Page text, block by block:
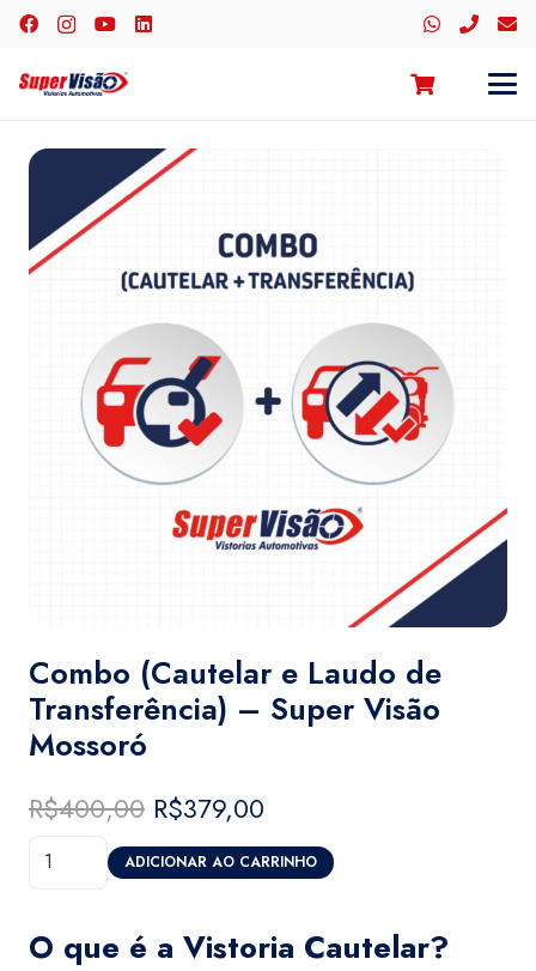
Combo (Cautelar e Laudo de
Transferência) – Super Visão
Mossoró
R$400,00 O
preço
original
R$400,00.
R$379,00
preço
atual
R$379,00.
Combo
Laudo
ADICIONAR AO CARRINHO
O que é a Vistoria Cautelar?